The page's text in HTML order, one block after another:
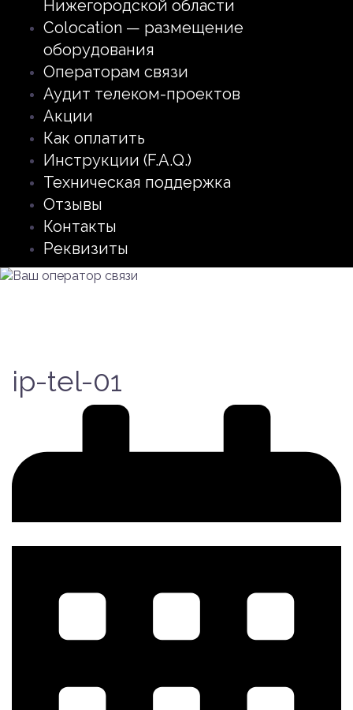
Нижегородской области
Colocation — размещение
оборудования
Операторам связи
Аудит телеком-проектов
Акции
Как оплатить
Инструкции (F.A.Q.)
Техническая поддержка
Отзывы
Контакты
Реквизиты
ip-tel-01